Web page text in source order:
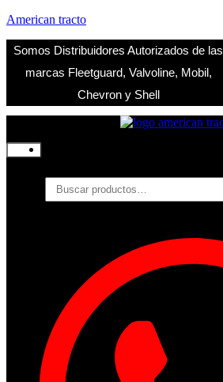
American tracto
Somos Distribuidores Autorizados de las
marcas Fleetguard, Valvoline, Mobil,
Chevron y Shell
Productos
Filtros
Contacto
Acceder
Iniciar Sesion
Registro
Restablecer la contraseña